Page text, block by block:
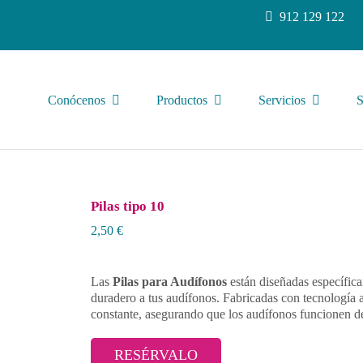
912 129 122
Conócenos Productos Servicios
Pilas tipo 10
2,50 €
Las Pilas para Audífonos están diseñadas
duradero a tus audífonos. Fabricadas con tecnología
constante, asegurando que los audífonos funcionen
RESÉRVALO